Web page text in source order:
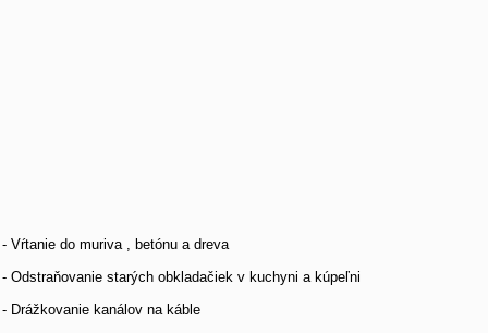
- Vŕtanie do muriva , betónu a dreva
- Odstraňovanie starých obkladačiek v kuchyni a kúpeľni
- Drážkovanie kanálov na káble